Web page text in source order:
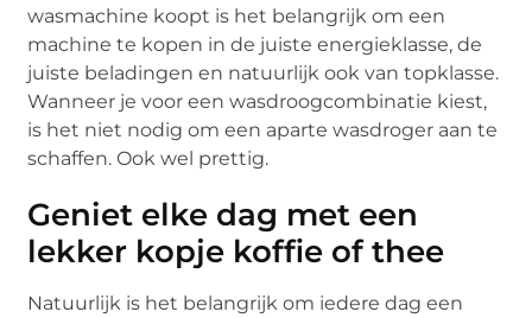
wasmachine koopt is het belangrijk om een
machine te kopen in de juiste energieklasse, de
juiste beladingen en natuurlijk ook van topklasse.
Wanneer je voor een wasdroogcombinatie kiest,
is het niet nodig om een aparte wasdroger aan te
schaffen. Ook wel prettig.
Geniet elke dag met een
lekker kopje koffie of thee
Natuurlijk is het belangrijk om iedere dag een